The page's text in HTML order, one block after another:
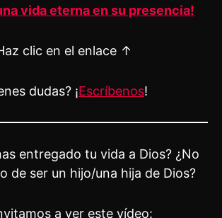
vida eterna en su presencia!
clic en el enlace ↑
dudas? ¡Escríbenos!
entregado tu vida a Dios? ¿No
de ser un hijo/una hija de Dios?
a ver este vídeo: